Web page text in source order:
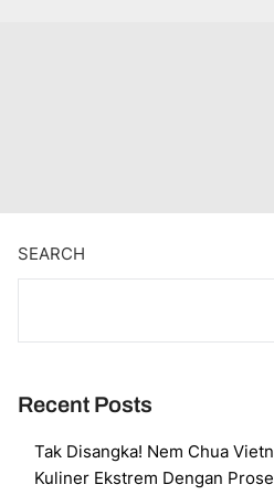
SEARCH
Recent Posts
Tak Disangka! Nem Chua
Kuliner Ekstrem Dengan